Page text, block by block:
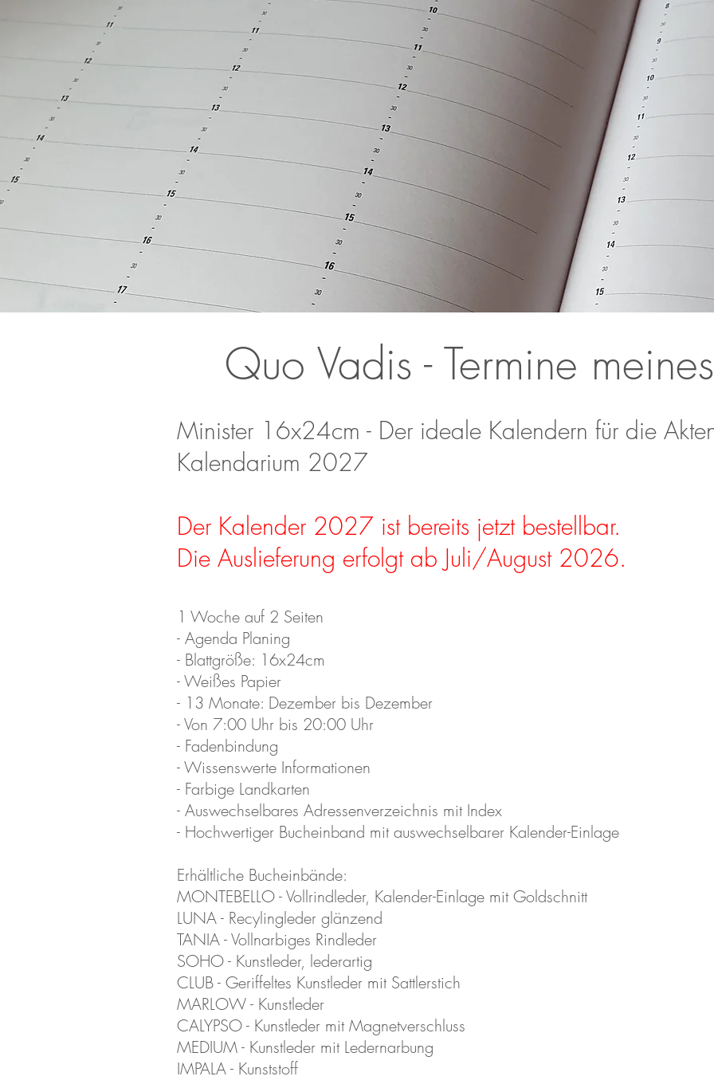
Quo Vadis - Termine
Minister 16x24cm - Der ideale Kalendern für die
Kalendarium 2027
Der Kalender 2027 ist bereits jetzt bestellbar.
Die Auslieferung erfolgt ab Juli/August 2026.
1 Woche auf 2 Seiten
- Agenda Planing
- Blattgröße: 16x24cm
- Weißes Papier
- 13 Monate: Dezember bis Dezember
- Von 7:00 Uhr bis 20:00 Uhr
- Fadenbindung
- Wissenswerte Informationen
- Farbige Landkarten
- Auswechselbares Adressenverzeichnis mit Index
- Hochwertiger Bucheinband mit auswechselbarer Kalender-Einlage
Erhältliche Bucheinbände:
MONTEBELLO - Vollrindleder, Kalender-Einlage mit Goldschnitt
LUNA - Recylingleder glänzend
TANIA - Vollnarbiges Rindleder
SOHO - Kunstleder, lederartig
CLUB - Geriffeltes Kunstleder mit Sattlerstich
MARLOW - Kunstleder
CALYPSO - Kunstleder mit Magnetverschluss
MEDIUM - Kunstleder mit Ledernarbung
IMPALA - Kunststoff